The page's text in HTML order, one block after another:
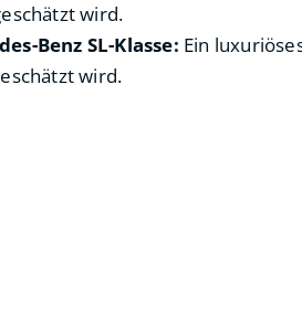
wird.
Benz SL-Klasse: Ein
wird.